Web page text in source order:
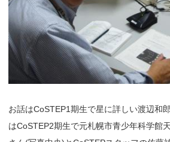
お話はCoSTEP1期生で星に詳しい渡辺和
はCoSTEP2期生で元札幌市青少年科学館